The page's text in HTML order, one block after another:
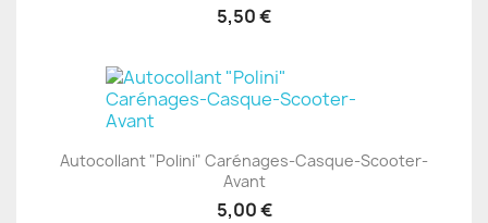
5,50 €
Autocollant "Polini" Carénages-Casque-Scooter-
Avant
5,00 €